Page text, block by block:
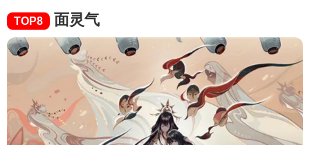
TOP8 面灵气